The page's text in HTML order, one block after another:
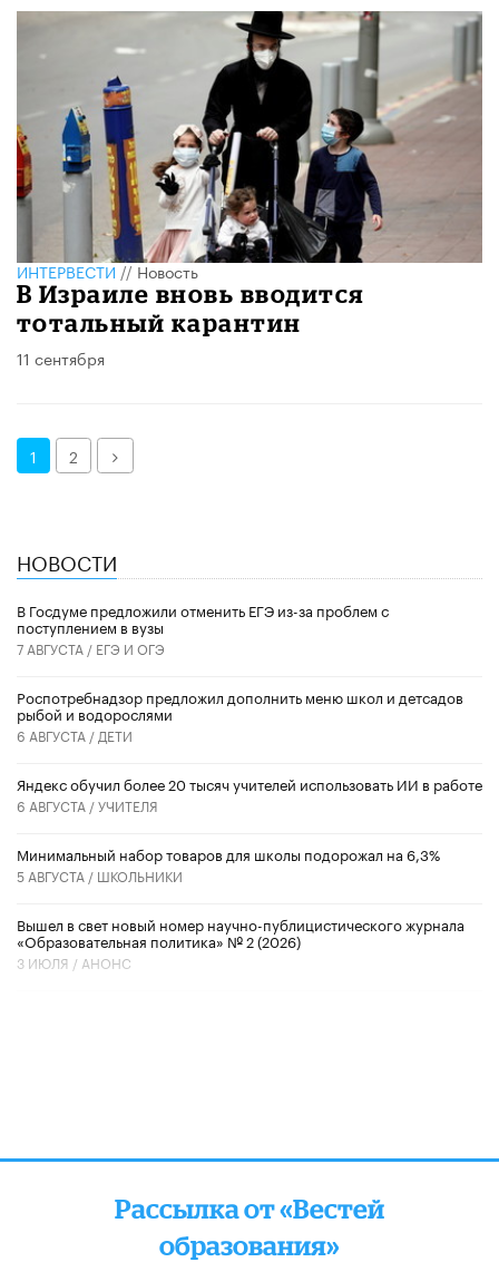
ИНТЕРВЕСТИ//Новость
В Израиле вновь вводится
тотальный карантин
11 сентября
1 2 Далее
НОВОСТИ
В Госдуме предложили отменить ЕГЭ из-за проблем с
поступлением в вузы
7 АВГУСТА / ЕГЭ И ОГЭ
Роспотребнадзор предложил дополнить меню школ и детсадов
рыбой и водорослями
6 АВГУСТА / ДЕТИ
​Яндекс обучил более 20 тысяч учителей использовать ИИ в работе
6 АВГУСТА /УЧИТЕЛЯ
Минимальный набор товаров для школы подорожал на 6,3%
5 АВГУСТА / ШКОЛЬНИКИ
Вышел в свет новый номер научно-публицистического журнала
«Образовательная политика» № 2 (2026)
3 ИЮЛЯ / АНОНС
Рассылка от «Вестей
образования»